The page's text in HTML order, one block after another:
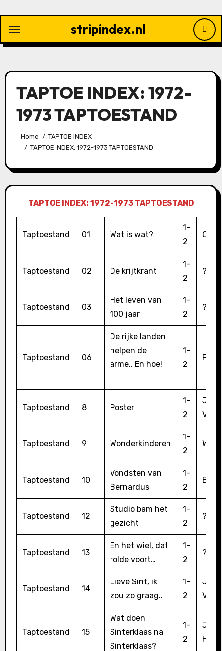
inhoud
stripindex.nl
TAPTOE INDEX: 1972-
1973 TAPTOESTAND
Home
TAPTOE INDEX
TAPTOE INDEX: 1972-1973 TAPTOESTAND
TAPTOE INDEX: 1972-1973 TAPTOESTAND
Taptoestand 01 Wat is wat?
1-
2
Taptoestand 02 De krijtkrant
1-
2
?
Taptoestand 03
Het leven van
100 jaar
1-
2
?
Taptoestand 06
De rijke landen
helpen de
arme.. En hoe!
1-
2
Fred
Taptoestand 8 Poster
1-
2
Jan
Voo
Taptoestand 9 Wonderkinderen
1-
2
Will
Taptoestand 10
Vondsten van
Bernardus
1-
2
Taptoestand 12
Studio bam het
gezicht
1-
2
?
Taptoestand 13
En het wiel, dat
rolde voort…
1-
2
??
Taptoestand 14
Lieve Sint, ik
zou zo graag..
1-
2
Jan
Voo
Taptoestand 15
Wat doen
Sinterklaas na
Sinterklaas?
1-
2
Jan